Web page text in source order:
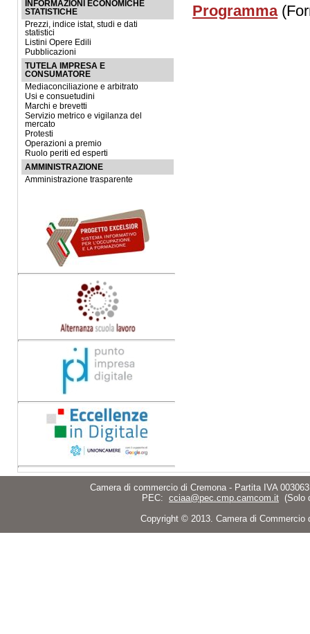
INFORMAZIONI ECONOMICHE
STATISTICHE
Prezzi, indice istat, studi e dati
statistici
Listini Opere Edili
Pubblicazioni
TUTELA IMPRESA E
CONSUMATORE
Mediaconciliazione e arbitrato
Usi e consuetudini
Marchi e brevetti
Servizio metrico e vigilanza del
mercato
Protesti
Operazioni a premio
Ruolo periti ed esperti
AMMINISTRAZIONE
Amministrazione trasparente
Programma
Camera di commercio di Cremona - Partita IVA
PEC: cciaa@pec.cmp.camcom.it (Solo
Copyright © 2013. Camera di